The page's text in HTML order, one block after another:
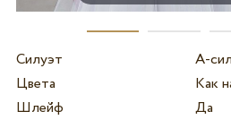
Силуэт
А-
Цвета
Как
Шлейф
Да